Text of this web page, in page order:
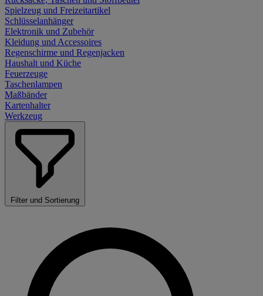
Spielzeug und Freizeitartikel
Schlüsselanhänger
Elektronik und Zubehör
Kleidung und Accessoires
Regenschirme und Regenjacken
Haushalt und Küche
Feuerzeuge
Taschenlampen
Maßbänder
Kartenhalter
Werkzeug
Filter und Sortierung